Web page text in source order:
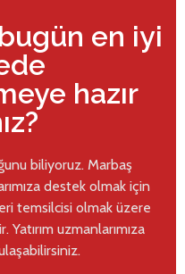
bugün en iyi
hazır
biliyoruz. Marbaş
destek olmak için
temsilcisi olmak üzere
uzmanlarımıza